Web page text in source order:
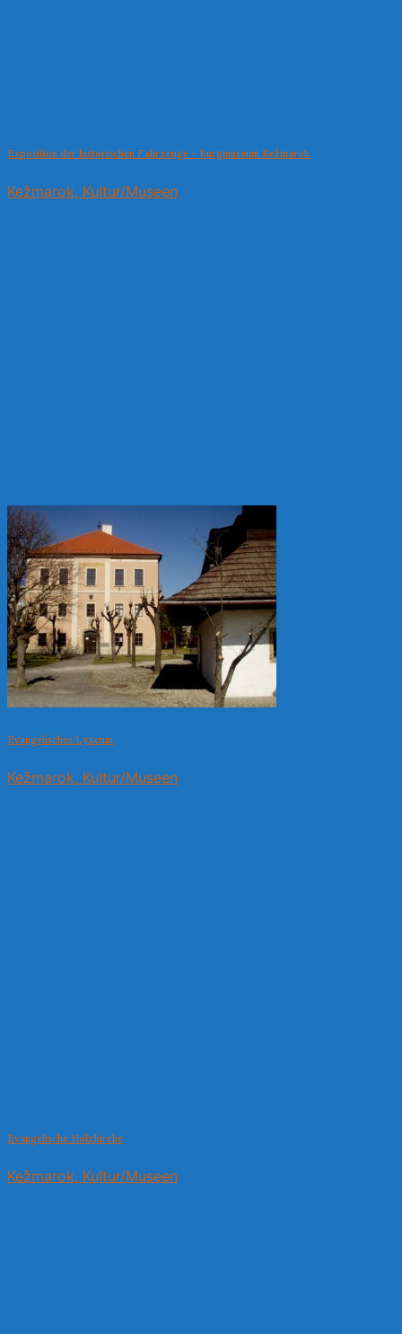
Exposition der historischen Fahrzeuge – Burgmuseum Kežmarok
Kežmarok, Kultur/Museen
Evangelisches Lyzeum
Kežmarok, Kultur/Museen
Evangelische Holzkirche
Kežmarok, Kultur/Museen